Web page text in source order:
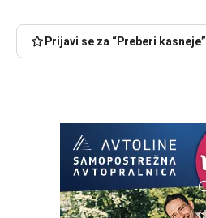
Prijavi se za “Preberi kasneje”